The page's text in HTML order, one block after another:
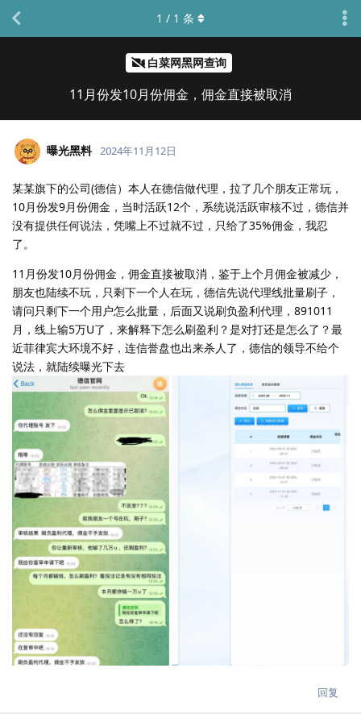
白菜网黑网查询
11月份发10月份佣金，佣金直接被取消
1 / 1 条
曝光黑料 2024年11月12日
某某旗下的公司(德信）本人在德信做代理，拉了几个朋友正常玩，
10月份发9月份佣金，当时活跃12个，系统说活跃审核不过，德信并
没有提供任何说法，凭嘴上不过就不过，只给了35%佣金，我忍
了。
11月份发10月份佣金，佣金直接被取消，鉴于上个月佣金被减少，
朋友也陆续不玩，只剩下一个人在玩，德信先说代理线批量刷子，
请问只剩下一个用户怎么批量，后面又说刷负盈利代理，891011
月，线上输5万U了，来解释下怎么刷盈利？是对打还是怎么了？最
近菲律宾大环境不好，连信誉盘也出来杀人了，德信的领导不给个
说法，就陆续曝光下去
回复